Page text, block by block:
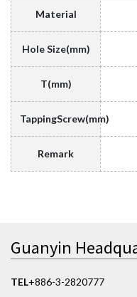
Material
Hole Size(mm)
T(mm)
TappingScrew(mm)
Remark
Guanyin
TEL+886-3-2820777